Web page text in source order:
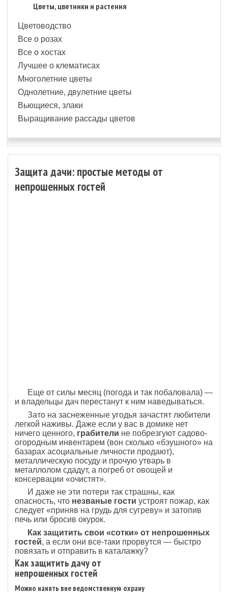
Цветы, цветники и растения
Цветоводство
Все о розах
Все о хостах
Лучшее о клематисах
Многолетние цветы
Однолетние, двулетние цветы
Вьющиеся, злаки
Выращивание рассады цветов
Защита дачи: простые методы от
непрошенных гостей
Еще от силы месяц (погода и так побаловала) —
и владельцы дач перестанут к ним наведываться.
Зато на заснеженные угодья зачастят любители
легкой наживы. Даже если у вас в домике нет
ничего ценного, грабители не побрезгуют садово-
огородным инвентарем (вон сколько «бэушного» на
базарах асоциальные личности продают),
металлическую посуду и прочую утварь в
металлолом сдадут, а погреб от овощей и
консервации «очистят».
И даже не эти потери так страшны, как
опасность, что незваные гости устроят пожар, как
следует «приняв на грудь для сугреву» и затопив
печь или бросив окурок.
Как защитить свои «сотки» от непрошенных
гостей, а если они все-таки прорвутся — быстро
повязать и отправить в каталажку?
Как защитить дачу от
непрошенных гостей
Можно нанять вне ведомственную охрану